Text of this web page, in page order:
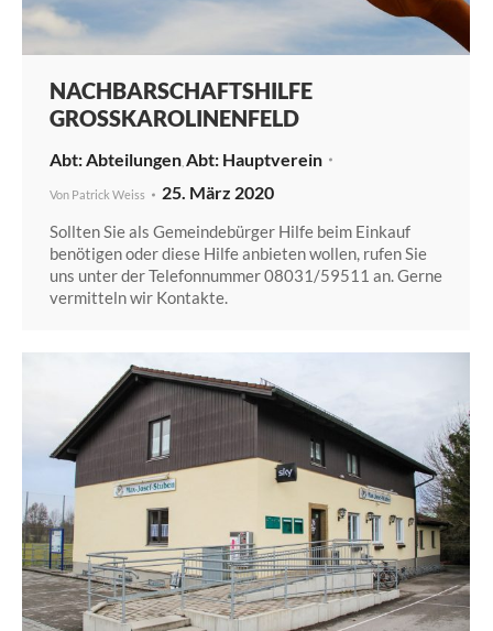
NACHBARSCHAFTSHILFE
GROSSKAROLINENFELD
Abteilungen Hauptverein
Von Patrick Weiss 25. März 2020
Sollten Sie als Gemeindebürger Hilfe beim Einkauf
benötigen oder diese Hilfe anbieten wollen, rufen Sie
uns unter der Telefonnummer 08031/59511 an. Gerne
vermitteln wir Kontakte.